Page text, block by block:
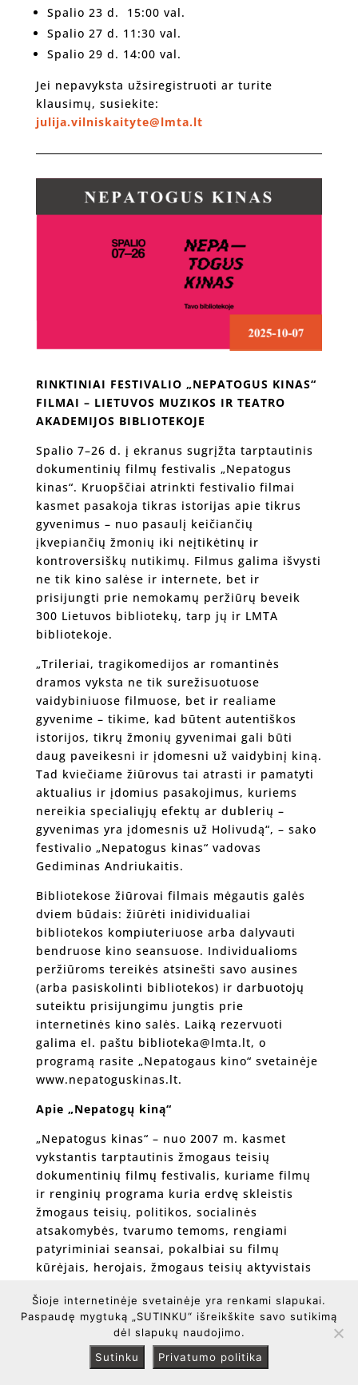
Spalio 23 d. 15:00 val.
Spalio 27 d. 11:30 val.
Spalio 29 d. 14:00 val.
Jei nepavyksta užsiregistruoti ar turite
klausimų, susiekite:
julija.vilniskaityte@lmta.lt
RINKTINIAI FESTIVALIO „NEPATOGUS KINAS“
FILMAI – LIETUVOS MUZIKOS IR TEATRO
AKADEMIJOS BIBLIOTEKOJE
Spalio 7–26 d. į ekranus sugrįžta tarptautinis
dokumentinių filmų festivalis „Nepatogus
kinas“. Kruopščiai atrinkti festivalio filmai
kasmet pasakoja tikras istorijas apie tikrus
gyvenimus – nuo pasaulį keičiančių
įkvepiančių žmonių iki neįtikėtinų ir
kontroversiškų nutikimų. Filmus galima išvysti
ne tik kino salėse ir internete, bet ir
prisijungti prie nemokamų peržiūrų beveik
300 Lietuvos bibliotekų, tarp jų ir LMTA
bibliotekoje.
„Trileriai, tragikomedijos ar romantinės
dramos vyksta ne tik surežisuotuose
vaidybiniuose filmuose, bet ir realiame
gyvenime – tikime, kad būtent autentiškos
istorijos, tikrų žmonių gyvenimai gali būti
daug paveikesni ir įdomesni už vaidybinį kiną.
Tad kviečiame žiūrovus tai atrasti ir pamatyti
aktualius ir įdomius pasakojimus, kuriems
nereikia specialiųjų efektų ar dublerių –
gyvenimas yra įdomesnis už Holivudą“, – sako
festivalio „Nepatogus kinas“ vadovas
Gediminas Andriukaitis.
Bibliotekose žiūrovai filmais mėgautis galės
dviem būdais: žiūrėti inidividualiai
bibliotekos kompiuteriuose arba dalyvauti
bendruose kino seansuose. Individualioms
peržiūroms tereikės atsinešti savo ausines
(arba pasiskolinti bibliotekos) ir darbuotojų
suteiktu prisijungimu jungtis prie
internetinės kino salės. Laiką rezervuoti
galima el. paštu biblioteka@lmta.lt, o
programą rasite „Nepatogaus kino“ svetainėje
www.nepatoguskinas.lt.
Apie „Nepatogų kiną“
„Nepatogus kinas“ – nuo 2007 m. kasmet
vykstantis tarptautinis žmogaus teisių
dokumentinių filmų festivalis, kuriame filmų
ir renginių programa kuria erdvę skleistis
žmogaus teisių, politikos, socialinės
atsakomybės, tvarumo temoms, rengiami
patyriminiai seansai, pokalbiai su filmų
kūrėjais, herojais, žmogaus teisių aktyvistais
https://nepatoguskinas.lt/2025/festivalis/
Šioje internetinėje svetainėje yra renkami slapukai.
Paspaudę mygtuką „SUTINKU“ išreikškite savo sutikimą
dėl slapukų naudojimo.
Sutinku
Privatumo politika